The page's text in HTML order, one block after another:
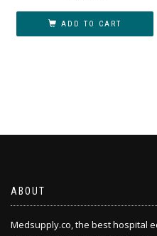
ADD TO CART
ABOUT
Medsupply.co, the best hospital